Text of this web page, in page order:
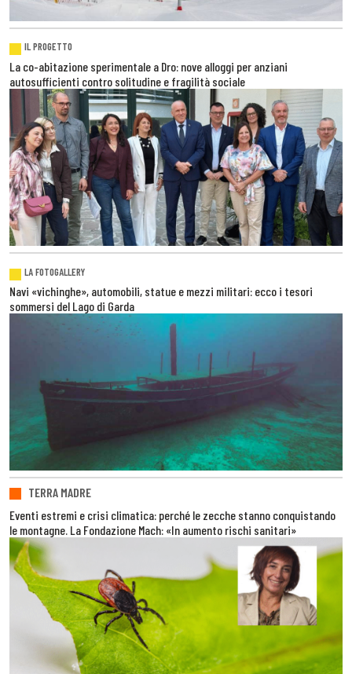
IL PROGETTO
La co-abitazione sperimentale a Dro: nove alloggi per anziani
autosufficienti contro solitudine e fragilità sociale
LA FOTOGALLERY
Navi «vichinghe», automobili, statue e mezzi militari: ecco i tesori
sommersi del Lago di Garda
TERRA MADRE
Eventi estremi e crisi climatica: perché le zecche stanno conquistando
le montagne. La Fondazione Mach: «In aumento rischi sanitari»